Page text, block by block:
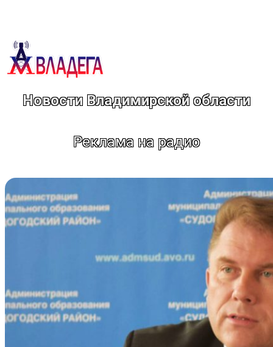
Новости Владимирской области
Реклама на радио